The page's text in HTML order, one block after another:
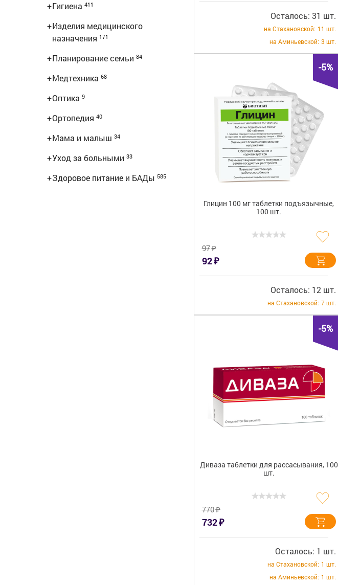
+Гигиена 411
+Изделия медицинского
назначения 171
+Планирование семьи 84
+Медтехника 68
+Оптика 9
+Ортопедия 40
+Мама и малыш 34
+Уход за больными 33
+Здоровое питание и БАДы 585
Осталось: 31 шт.
на Стахановской: 11 шт.
на Аминьевской: 3 шт.
-5%
Глицин 100 мг таблетки подъязычные,
100 шт.
97₽
92₽
Осталось: 12 шт.
на Стахановской: 7 шт.
-5%
Диваза таблетки для рассасывания, 100
шт.
770₽
732₽
Осталось: 1 шт.
на Стахановской: 1 шт.
на Аминьевской: 1 шт.